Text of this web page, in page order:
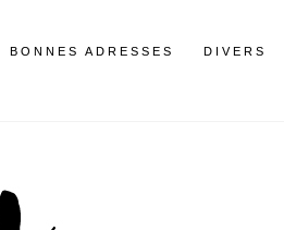
BONNES ADRESSES DIVERS